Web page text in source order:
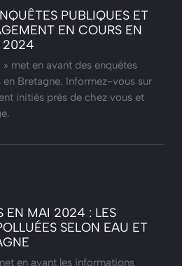
PUBLIQUES ET
EN COURS EN
2024
met en avant des enquêtes
Bretagne. Informez-vous sur
initiés près de chez vous et
EN MAI 2024 : LES
SELON EAU ET
en avant les informations